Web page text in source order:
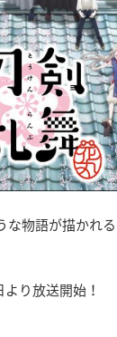
物語が描かれ
り放送開始！